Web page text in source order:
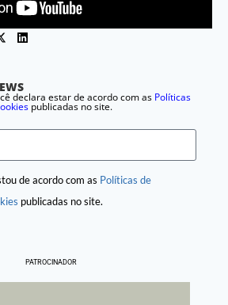
declara estar de acordo com as Políticas
publicadas no site.
de acordo com as Políticas de
publicadas no site.
PATROCINADOR